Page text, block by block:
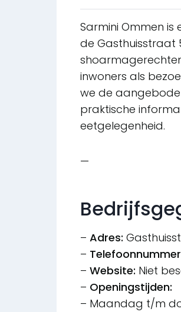
Sarmini Ommen
de Gasthuisstraat
inwoners als
we de
praktische
eetgelegenheid.
—
– Adres:
–
– Website: Niet
– Openingstijden:
– Maandag t/m